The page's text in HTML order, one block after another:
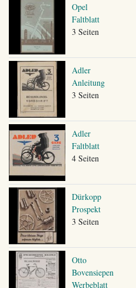
Opel
Faltblatt
3 Seiten
Adler
Anleitung
3 Seiten
Adler
Faltblatt
4 Seiten
Dürkopp
Prospekt
3 Seiten
Otto
Bovensiepen
Werbeblatt